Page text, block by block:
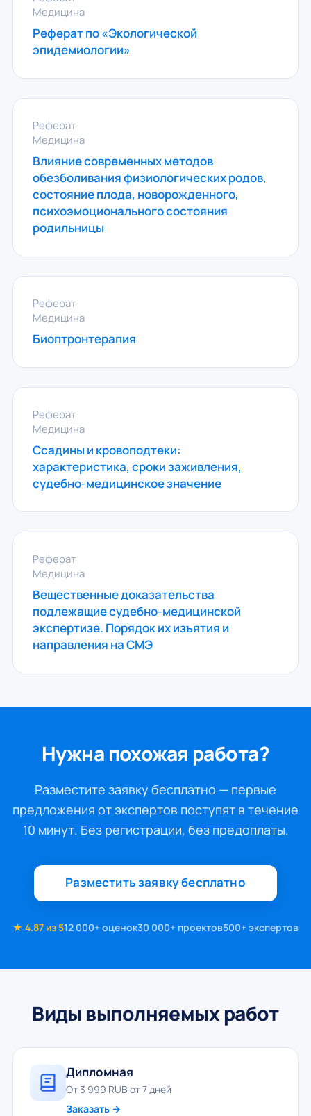
Медицина
Реферат по «Экологической
эпидемиологии»
Реферат
Медицина
Влияние современных методов
обезболивания физиологических родов,
состояние плода, новорожденного,
психоэмоционального состояния
родильницы
Реферат
Медицина
Биоптронтерапия
Реферат
Медицина
Ссадины и кровоподтеки:
характеристика, сроки заживления,
судебно-медицинское значение
Реферат
Медицина
Вещественные доказательства
подлежащие судебно-медицинской
экспертизе. Порядок их изъятия и
направления на СМЭ
Нужна похожая работа?
Разместите заявку бесплатно — первые
предложения от экспертов поступят в течение
10 минут. Без регистрации, без предоплаты.
Разместить заявку бесплатно
★ 4.87 из 512 000+ оценок30 000+ проектов500+ экспертов
Виды выполняемых работ
Дипломная
От 3 999 RUB от 7 дней
Заказать →